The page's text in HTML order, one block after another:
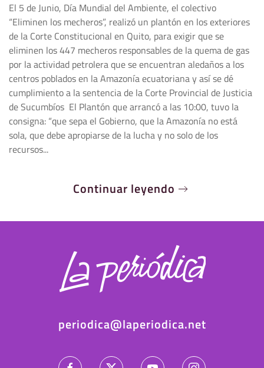
El 5 de Junio, Día Mundial del Ambiente, el colectivo
“Eliminen los mecheros”, realizó un plantón en los exteriores
de la Corte Constitucional en Quito, para exigir que se
eliminen los 447 mecheros responsables de la quema de gas
por la actividad petrolera que se encuentran aledaños a los
centros poblados en la Amazonía ecuatoriana y así se dé
cumplimiento a la sentencia de la Corte Provincial de Justicia
de Sucumbíos El Plantón que arrancó a las 10:00, tuvo la
consigna: “que sepa el Gobierno, que la Amazonía no está
sola, que debe apropiarse de la lucha y no solo de los
recursos...
Continuar leyendo
periodica@laperiodica.net